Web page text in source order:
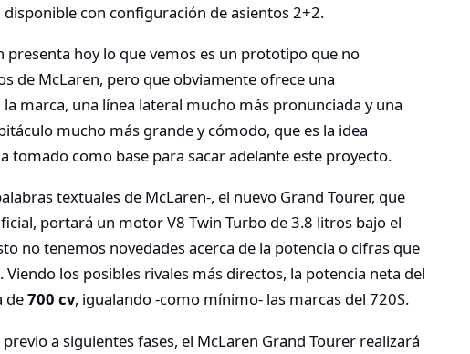
con configuración de asientos 2+2.
presenta hoy lo que vemos es un prototipo que no
de McLaren, pero que obviamente ofrece una
marca, una línea lateral mucho más pronunciada y una
mucho más grande y cómodo, que es la idea
tomado como base para sacar adelante este proyecto.
textuales de McLaren-, el nuevo Grand Tourer, que
portará un motor V8 Twin Turbo de 3.8 litros bajo el
no tenemos novedades acerca de la potencia o cifras que
los posibles rivales más directos, la potencia neta del
de700 cv, igualando -como mínimo- las marcas del 720S.
a siguientes fases, el McLaren Grand Tourer realizará